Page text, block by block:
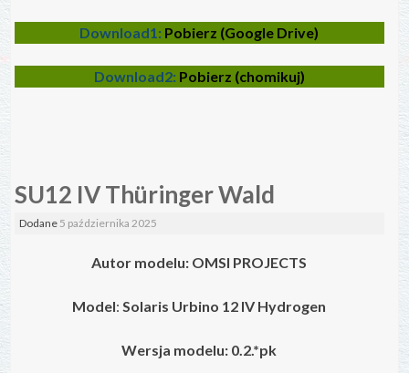
Download1: Pobierz (Google Drive)
Download2: Pobierz (chomikuj)
SU12 IV Thüringer Wald
Dodane 5 października 2025
Autor modelu: OMSI PROJECTS
Model:Solaris Urbino 12 IV Hydrogen
Wersja modelu: 0.2.*pk